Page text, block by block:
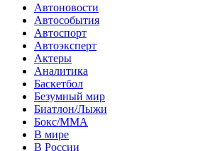
Автоновости
Автособытия
Автоспорт
Автоэксперт
Актеры
Аналитика
Баскетбол
Безумный мир
Биатлон/Лыжи
Бокс/MMA
В мире
В России